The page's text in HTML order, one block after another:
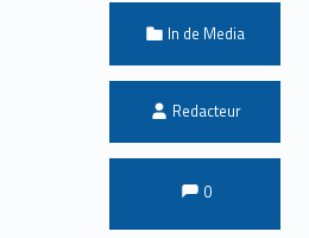
Categorized in:In de Media
Written by:
Redacteur
Comments:
Comments:
0